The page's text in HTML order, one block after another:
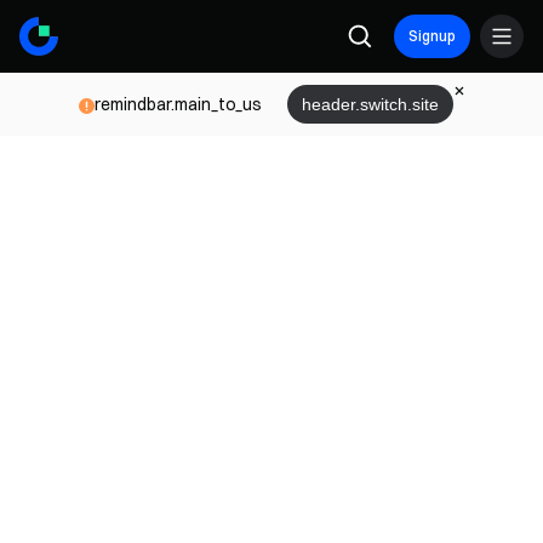
Signup
remindbar.main_to_us header.switch.site